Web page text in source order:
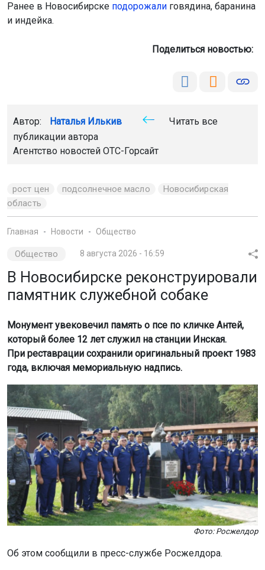
Ранее в Новосибирске подорожали говядина, баранина
и индейка.
Поделиться новостью:
Автор: Наталья Илькив
Читать все
публикации автора
Агентство новостей ОТС-Горсайт
рост цен подсолнечное масло
Новосибирская
область
Главная Новости Общество
Общество 8 августа 2026 - 16:59
В Новосибирске реконструировали
памятник служебной собаке
Монумент увековечил память о псе по кличке Антей,
который более 12 лет служил на станции Инская.
При реставрации сохранили оригинальный проект 1983
года, включая мемориальную надпись.
Фото: Росжелдор
Об этом сообщили в пресс-службе Росжелдора.